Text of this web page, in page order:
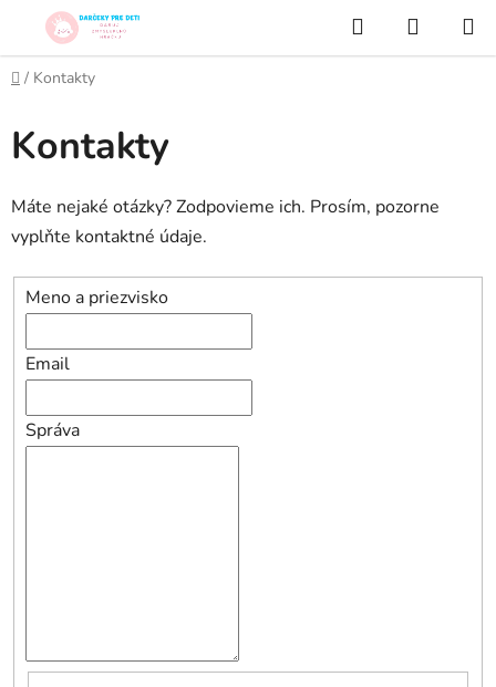
obsah
Hľadať
KOŠÍK
Domov
/ Kontakty
Kontakty
Máte nejaké otázky? Zodpovieme ich. Prosím, pozorne
vyplňte kontaktné údaje.
Meno a priezvisko
Email
Správa